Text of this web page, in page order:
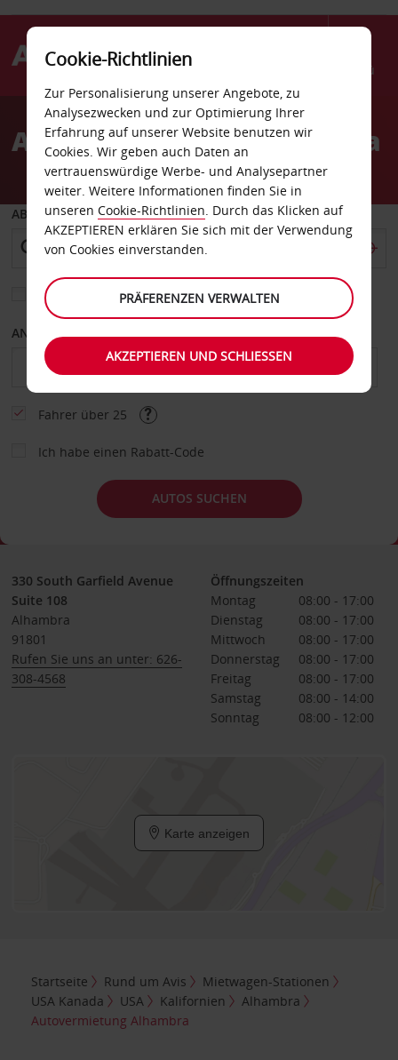
Menü
AvisAutovermietung Alhambra
ABHOLEN VON
Eine andere Rückgabestation auswählen
ANFANGSDATUM
Fahrer über 25
Ich habe einen Rabatt-Code
AUTOS SUCHEN
330 South Garfield Avenue
Suite 108
Alhambra
91801
Rufen Sie uns an unter: 626-
308-4568
Öffnungszeiten
Montag
08:00 - 17:00
Dienstag
08:00 - 17:00
Mittwoch
08:00 - 17:00
Donnerstag
08:00 - 17:00
Freitag
08:00 - 17:00
Samstag
08:00 - 14:00
Sonntag
08:00 - 12:00
Karte anzeigen
Startseite Rund um Avis
Mietwagen-Stationen
USA Kanada
USA Kalifornien
Alhambra
Autovermietung Alhambra
Cookie-Richtlinien
Zur Personalisierung unserer Angebote, zu
Analysezwecken und zur Optimierung Ihrer
Erfahrung auf unserer Website benutzen wir
Cookies. Wir geben auch Daten an
vertrauenswürdige Werbe- und Analysepartner
weiter. Weitere Informationen finden Sie in
unseren Cookie-Richtlinien. Durch das Klicken auf
AKZEPTIEREN erklären Sie sich mit der Verwendung
von Cookies einverstanden.
PRÄFERENZEN VERWALTEN
AKZEPTIEREN UND SCHLIESSEN